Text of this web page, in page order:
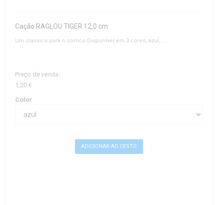
Cação RAGLOU TIGER 12,0 cm.
Um clássico para o corrico Disponível em 3 cores, azul, ...
Preço de venda:
1,20 €
Color